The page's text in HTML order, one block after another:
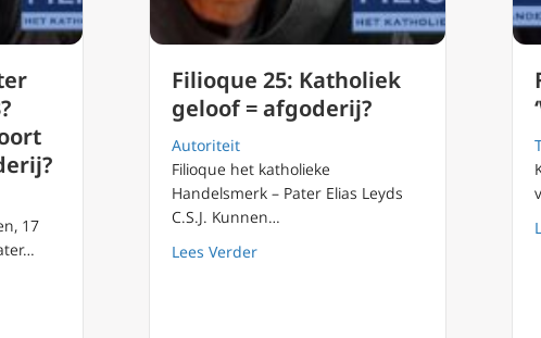
17
de pater over in filioQue 23? Over corona paspoort en moderne
Filioque 25: Katholiek
geloof = afgoderij?
Autoriteit
Filioque het katholieke
Handelsmerk – Pater Elias Leyds
C.S.J. Kunnen…
Lees Verderabout Filioque 25: Katholiek geloof =